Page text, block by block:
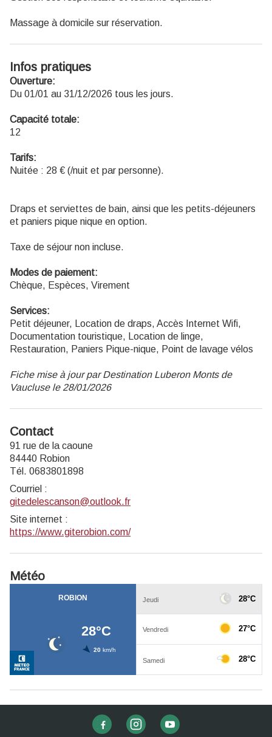
Massage à domicile sur réservation.
Infos pratiques
Ouverture:
Du 01/01 au 31/12/2026 tous les jours.
Capacité totale:
12
Tarifs:
Nuitée : 28 € (/nuit et par personne).
Draps et serviettes de bain, ainsi que les petits-déjeuners
et paniers pique nique en option.
Taxe de séjour non incluse.
Modes de paiement:
Chèque, Espèces, Virement
Services:
Petit déjeuner, Location de draps, Accès Internet Wifi,
Documentation touristique, Location de linge,
Restauration, Paniers Pique-nique, Point de lavage vélos
Fiche mise à jour par Destination Luberon Monts de
Vaucluse le 28/01/2026
Contact
91 rue de la caoune
84440 Robion
Tél. 0683801898
Courriel :
gitedelescanson@outlook.fr
Site internet :
https://www.giterobion.com/
Météo